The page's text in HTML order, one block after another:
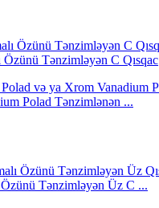
Tənzimləyən C Qısqac
Polad Tənzimlənən ...
Tənzimləyən Üz C ...